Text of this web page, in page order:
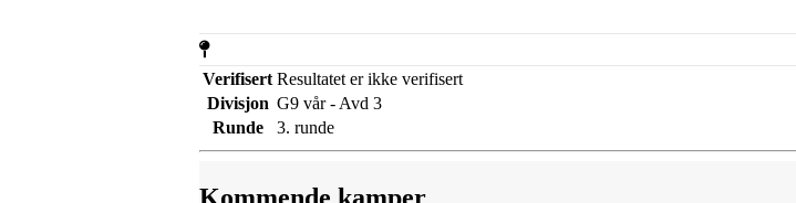
Verifisert Resultatet er ikke verifisert
Divisjon G9 vår - Avd 3
Runde
3. runde